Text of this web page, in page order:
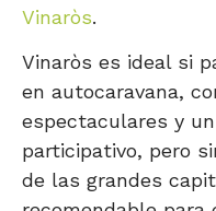
Vinaròs.
Vinaròs es ideal si
en autocaravana,
espectaculares y
participativo, pero
de las grandes